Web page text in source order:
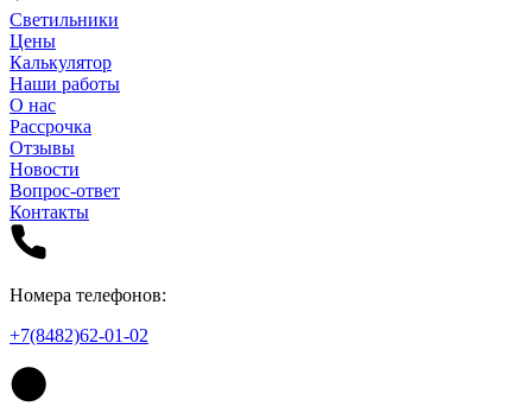
Светильники
Цены
Калькулятор
Наши работы
О нас
Рассрочка
Отзывы
Новости
Вопрос-ответ
Контакты
Номера телефонов:
+7(8482)62-01-02